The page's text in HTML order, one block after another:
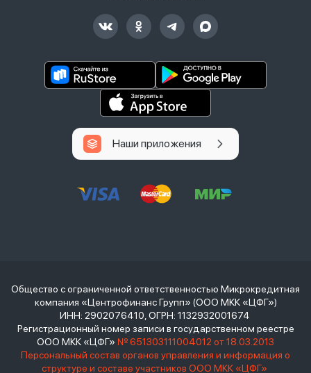
Наши приложения
Общество с ограниченной ответственностью Микрокредитная
компания «Центрофинанс Групп» (ООО МКК «ЦФГ»)
ИНН: 2902076410, ОГРН: 1132932001674
Регистрационный номер записи в государственном реестре
ООО МКК «ЦФГ» № 651303111004012 от 18.03.2013
Персональный состав органов управления и информация о
структуре и составе участников ООО МКК «ЦФГ»